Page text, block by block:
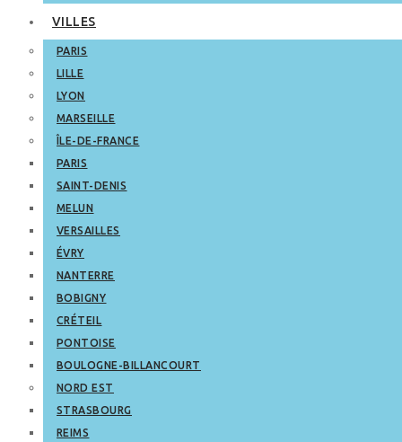
VILLES
PARIS
LILLE
LYON
MARSEILLE
ÎLE-DE-FRANCE
PARIS
SAINT-DENIS
MELUN
VERSAILLES
ÉVRY
NANTERRE
BOBIGNY
CRÉTEIL
PONTOISE
BOULOGNE-BILLANCOURT
NORD EST
STRASBOURG
REIMS